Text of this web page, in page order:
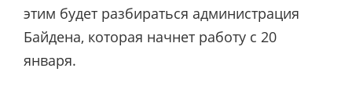
этим будет разбираться администрация
Байдена, которая начнет работу с 20
января.